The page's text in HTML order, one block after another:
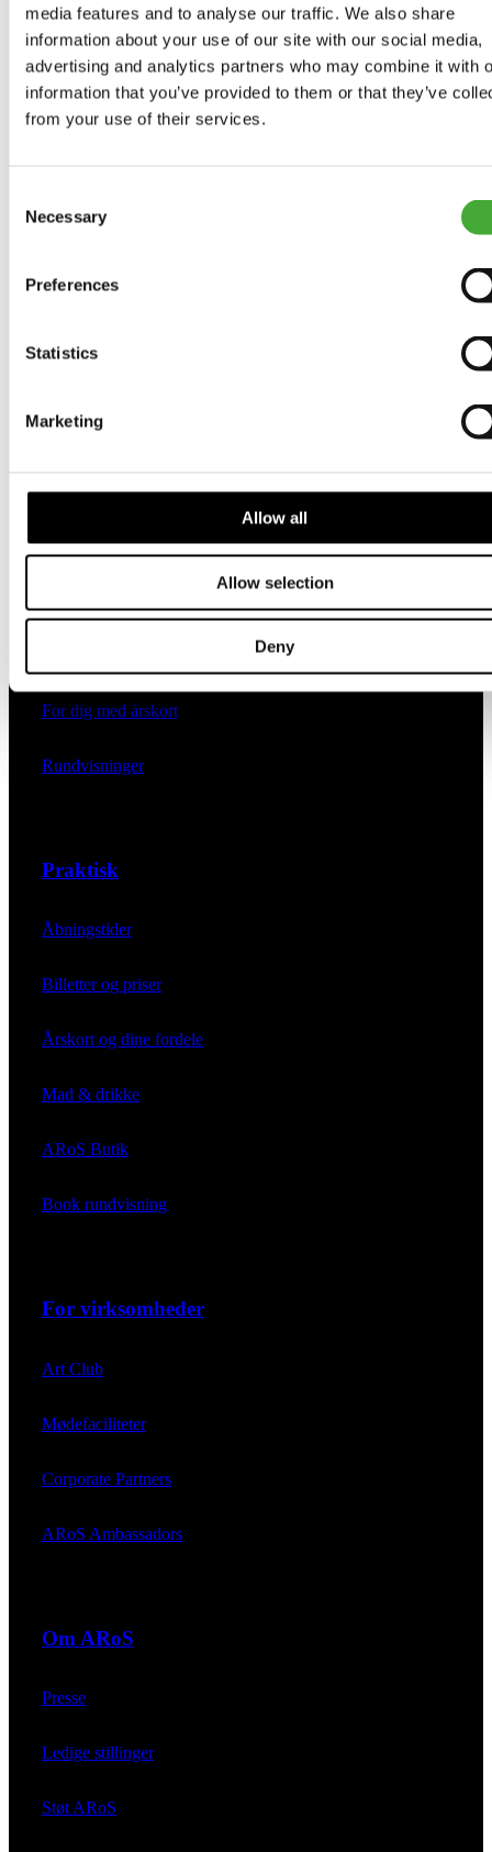
media features and to analyse our traffic. We also share
information about your use of our site with our social media,
advertising and analytics partners who may combine it with
information that you’ve provided to them or that they’ve
from your use of their services.
Selection
Necessary
Preferences
Statistics
Marketing
Allow all
Allow selection
Deny
Tidligere udstillinger
As Seen Below
Samlingen
ARoS Talks
Bevægelse
Børn og familier
For dig med årskort
Rundvisninger
Praktisk
Åbningstider
Billetter og priser
Årskort og dine fordele
Mad & drikke
ARoS Butik
Book rundvisning
For virksomheder
Art Club
Mødefaciliteter
Corporate Partners
ARoS Ambassadors
Om ARoS
Presse
Ledige stillinger
Støt ARoS